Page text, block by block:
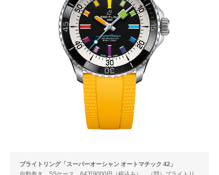
ブライトリング「スーパーオーシャン オートマチック 42」